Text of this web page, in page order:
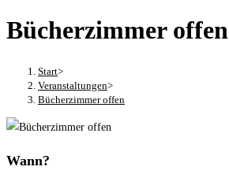
Bücherzimmer offen
Start>
Veranstaltungen>
Bücherzimmer offen
Wann?